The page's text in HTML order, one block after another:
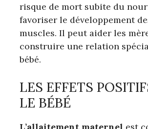
risque de mort subite du
favoriser le développement
muscles. Il peut aider les
construire une relation
bébé.
LES EFFETS
LE BÉBÉ